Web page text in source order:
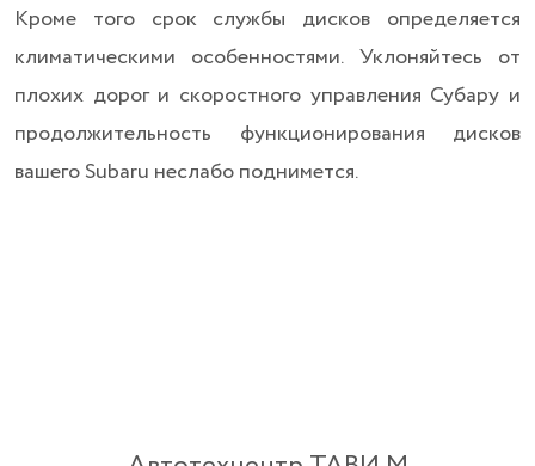
Кроме того срок службы дисков определяется
климатическими особенностями. Уклоняйтесь от
плохих дорог и скоростного управления Субару и
продолжительность функционирования дисков
вашего Subaru неслабо поднимется.